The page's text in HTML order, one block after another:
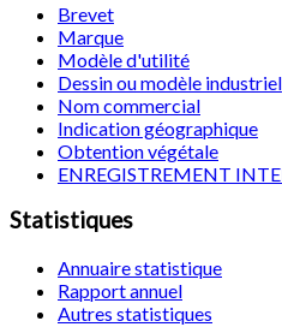
Brevet
Marque
Modèle d'utilité
Dessin ou modèle industriel
Nom commercial
Indication géographique
Obtention végétale
ENREGISTREMENT
Statistiques
Annuaire statistique
Rapport annuel
Autres statistiques